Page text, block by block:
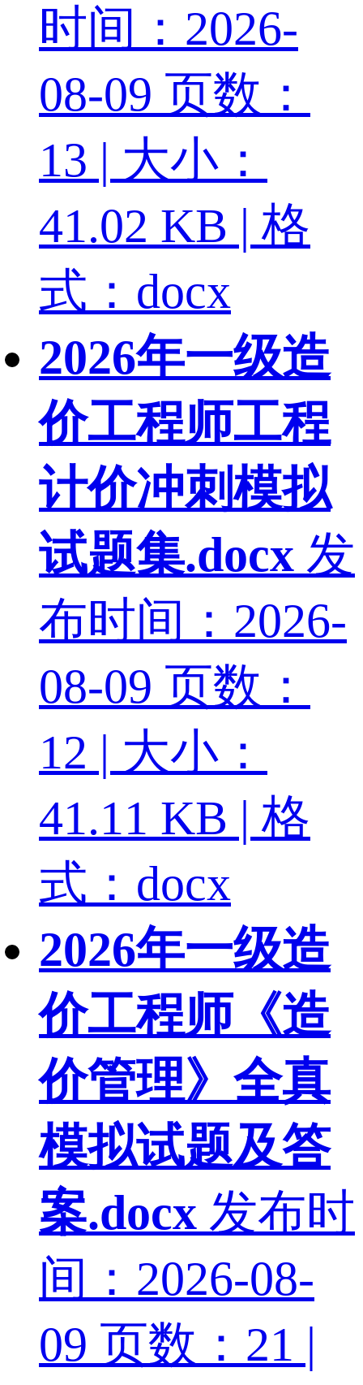
时间：2026-
08-09 页数：
13 | 大小：
41.02 KB | 格
式：docx
2026年一级造
价工程师工程
计价冲刺模拟
试题集.docx 发
布时间：2026-
08-09 页数：
12 | 大小：
41.11 KB | 格
式：docx
2026年一级造
价工程师《造
价管理》全真
模拟试题及答
案.docx 发布时
间：2026-08-
09 页数：21 |